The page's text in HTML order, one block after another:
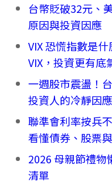
台幣貶破32元、
原因與投資因應
VIX 恐慌指數是
VIX，投資更有底
一週股市震盪！
投資人的冷靜因
聯準會利率按兵
看懂債券、股票
2026 母親節禮物
清單